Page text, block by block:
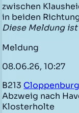
zwischen
in beiden
Diese Meldung
Meldung
08.06.26, 10:27
B213 Cloppenburg
Abzweig nach
Klosterholte